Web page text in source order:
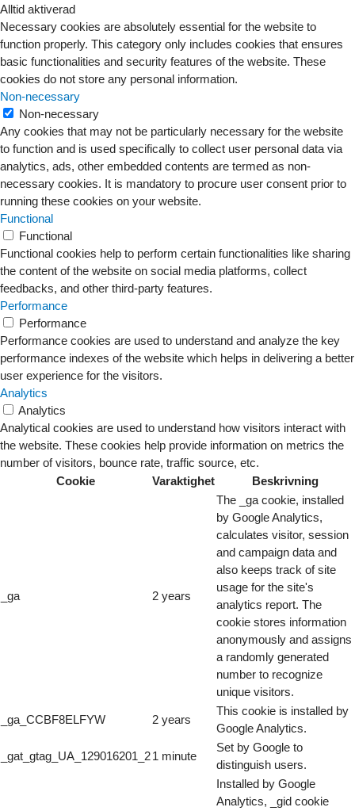
Alltid aktiverad
Necessary cookies are absolutely essential for the website to
function properly. This category only includes cookies that ensures
basic functionalities and security features of the website. These
cookies do not store any personal information.
Non-necessary
Non-necessary
Any cookies that may not be particularly necessary for the website
to function and is used specifically to collect user personal data via
analytics, ads, other embedded contents are termed as non-
necessary cookies. It is mandatory to procure user consent prior to
running these cookies on your website.
Functional
Functional
Functional cookies help to perform certain functionalities like sharing
the content of the website on social media platforms, collect
feedbacks, and other third-party features.
Performance
Performance
Performance cookies are used to understand and analyze the key
performance indexes of the website which helps in delivering a better
user experience for the visitors.
Analytics
Analytics
Analytical cookies are used to understand how visitors interact with
the website. These cookies help provide information on metrics the
number of visitors, bounce rate, traffic source, etc.
Cookie
Varaktighet Beskrivning
_ga 2 years
The _ga cookie, installed
by Google Analytics,
calculates visitor, session
and campaign data and
also keeps track of site
usage for the site's
analytics report. The
cookie stores information
anonymously and assigns
a randomly generated
number to recognize
unique visitors.
_ga_CCBF8ELFYW 2 years
This cookie is installed by
Google Analytics.
_gat_gtag_UA_129016201_21 minute
Set by Google to
distinguish users.
Installed by Google
Analytics, _gid cookie